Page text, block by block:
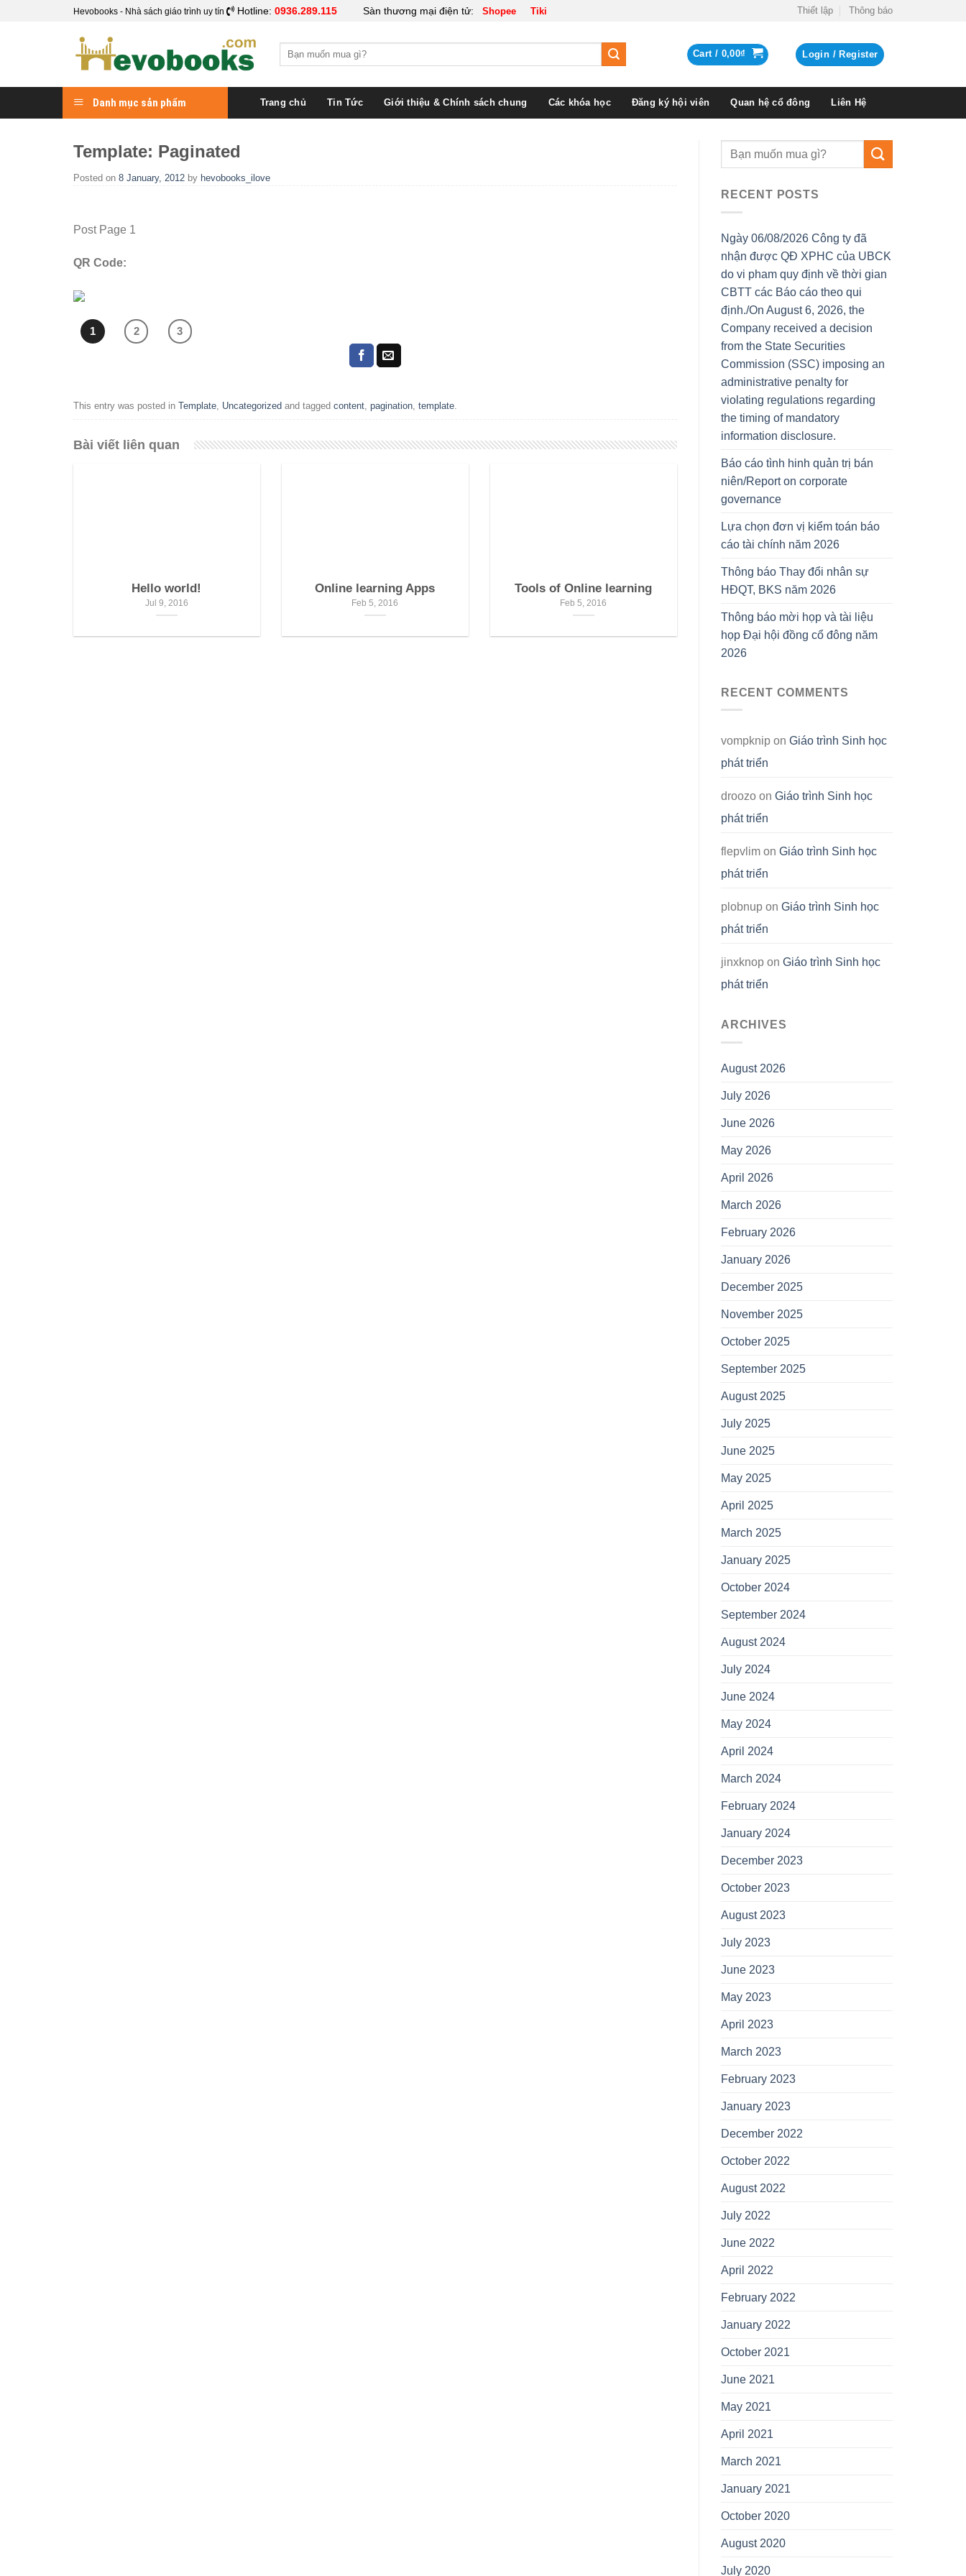
Hevobooks - Nhà sách giáo trình uy tín Hotline: 0936.289.115 Sàn thương mại điện tử: Shopee Tiki Thiết lập Thông báo
Search
Cart / 0,00₫ Login / Register
Danh mục sản phẩm Trang chủ Tin Tức Giới thiệu & Chính sách chung Các khóa học Đăng ký hội viên Quan hệ cổ đông Liên Hệ
Template: Paginated
Posted on 8 January, 2012 by hevobooks_ilove
Post Page 1
QR Code:
1 2 3
This entry was posted in Template Uncategorized and tagged content pagination template
Bài viết liên quan
Hello world!
Jul 9, 2016
Online learning Apps
Feb 5, 2016
Tools of Online learning
Feb 5, 2016
RECENT POSTS
Ngày 06/08/2026 Công ty đã
nhận được QĐ XPHC của UBCK
do vi pham quy định về thời gian
CBTT các Báo cáo theo qui
định./On August 6, 2026, the
Company received a decision
from the State Securities
Commission (SSC) imposing an
administrative penalty for
violating regulations regarding
the timing of mandatory
information disclosure.
Báo cáo tình hinh quản trị bán
niên/Report on corporate
governance
Lựa chọn đơn vị kiểm toán báo
cáo tài chính năm 2026
Thông báo Thay đổi nhân sự
HĐQT, BKS năm 2026
Thông báo mời họp và tài liệu
họp Đại hội đồng cổ đông năm
2026
RECENT COMMENTS
vompknip on Giáo trình Sinh học
phát triển
droozo on Giáo trình Sinh học
phát triển
flepvlim on Giáo trình Sinh học
phát triển
plobnup on Giáo trình Sinh học
phát triển
jinxknop on Giáo trình Sinh học
phát triển
ARCHIVES
August 2026
July 2026
June 2026
May 2026
April 2026
March 2026
February 2026
January 2026
December 2025
November 2025
October 2025
September 2025
August 2025
July 2025
June 2025
May 2025
April 2025
March 2025
January 2025
October 2024
September 2024
August 2024
July 2024
June 2024
May 2024
April 2024
March 2024
February 2024
January 2024
December 2023
October 2023
August 2023
July 2023
June 2023
May 2023
April 2023
March 2023
February 2023
January 2023
December 2022
October 2022
August 2022
July 2022
June 2022
April 2022
February 2022
January 2022
October 2021
June 2021
May 2021
April 2021
March 2021
January 2021
October 2020
August 2020
July 2020